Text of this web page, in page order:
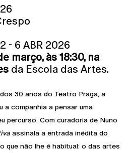
- 6 ABR 2026
março, às 18:30, na
da Escola das Artes.
30 anos do Teatro Praga, a
a companhia a pensar uma
percurso. Com curadoria de Nuno
assinala a entrada inédita do
que não lhe é habitual: o das artes